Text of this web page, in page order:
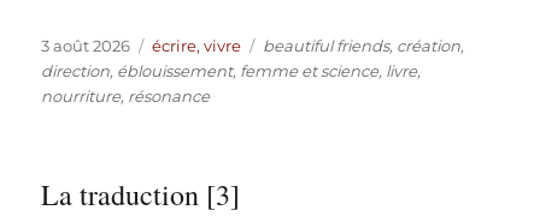
Publié
le
3 août 2026 Catégories
écrire, vivre Étiquettes
beautiful friends, création,
direction, éblouissement, femme et science, livre,
nourriture, résonance
La traduction [3]